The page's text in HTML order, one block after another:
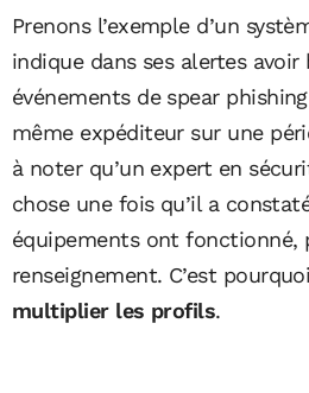
Prenons l’exemple d’un
indique dans ses alertes avoir
événements de spear
même expéditeur sur une
à noter qu’un expert en
chose une fois qu’il a
équipements ont fonctionné,
renseignement. C’est pourquoi
multiplier les profils.